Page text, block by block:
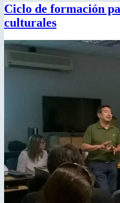
Ciclo de formación
culturales